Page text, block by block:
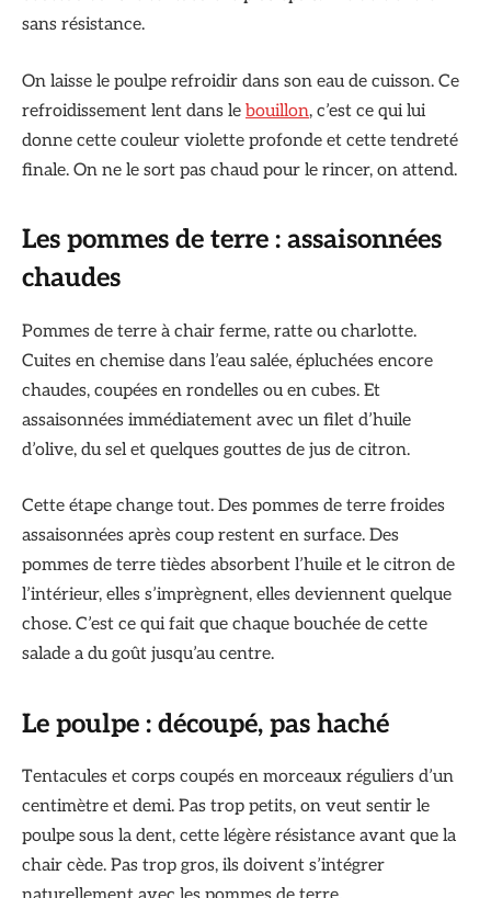
sans résistance.
On laisse le poulpe refroidir dans son eau de cuisson. Ce
refroidissement lent dans le bouillon, c’est ce qui lui
donne cette couleur violette profonde et cette tendreté
finale. On ne le sort pas chaud pour le rincer, on attend.
Les pommes de terre : assaisonnées
chaudes
Pommes de terre à chair ferme, ratte ou charlotte.
Cuites en chemise dans l’eau salée, épluchées encore
chaudes, coupées en rondelles ou en cubes. Et
assaisonnées immédiatement avec un filet d’huile
d’olive, du sel et quelques gouttes de jus de citron.
Cette étape change tout. Des pommes de terre froides
assaisonnées après coup restent en surface. Des
pommes de terre tièdes absorbent l’huile et le citron de
l’intérieur, elles s’imprègnent, elles deviennent quelque
chose. C’est ce qui fait que chaque bouchée de cette
salade a du goût jusqu’au centre.
Le poulpe : découpé, pas haché
Tentacules et corps coupés en morceaux réguliers d’un
centimètre et demi. Pas trop petits, on veut sentir le
poulpe sous la dent, cette légère résistance avant que la
chair cède. Pas trop gros, ils doivent s’intégrer